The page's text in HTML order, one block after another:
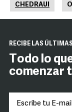
CHEDRAUI
RECIBE LAS
Todo lo
comenzar